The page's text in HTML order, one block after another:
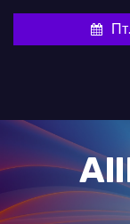
и
о